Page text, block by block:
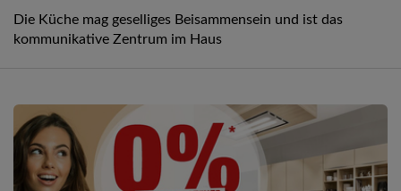
Die Küche mag geselliges Beisammensein und ist das
kommunikative Zentrum im Haus